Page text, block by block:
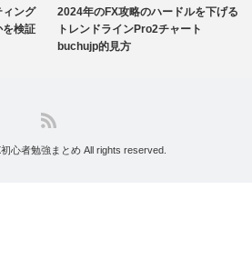
ィング
を検証
トレンドラインPro２buchujpレビュ
ーまとめ
2024年のFX攻略のハードルを下げる
トレンドラインPro2チャート
buchujp的見方
初心者勉強まとめ All rights reserved.